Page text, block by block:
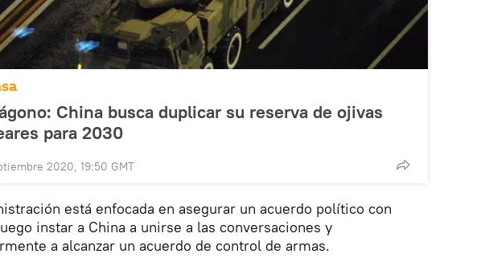
China busca duplicar su reserva de ojivas
para 2030
2020, 19:50 GMT
está enfocada en asegurar un acuerdo político con
instar a China a unirse a las conversaciones y
a alcanzar un acuerdo de control de armas.